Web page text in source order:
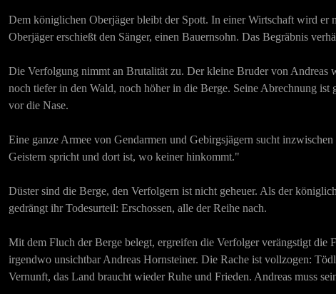
Dem königlichen Oberjäger bleibt der Spott. In einer Wirtschaft wird
Oberjäger erschießt den Sänger, einen Bauernsohn. Das Begräbnis
Die Verfolgung nimmt an Brutalität zu. Der kleine Bruder von Andreas
noch tiefer in den Wald, noch höher in die Berge. Seine Abrechnung
vor die Nase.
Eine ganze Armee von Gendarmen und Gebirgsjägern sucht
Geistern spricht und dort ist, wo keiner hinkommt."
Düster sind die Berge, den Verfolgern ist nicht geheuer. Als der
gedrängt ihr Todesurteil: Erschossen, alle der Reihe nach.
Mit dem Fluch der Berge belegt, ergreifen die Verfolger verängstigt
irgendwo unsichtbar Andreas Hornsteiner. Die Rache ist vollzogen:
Vernunft, das Land braucht wieder Ruhe und Frieden. Andreas muss